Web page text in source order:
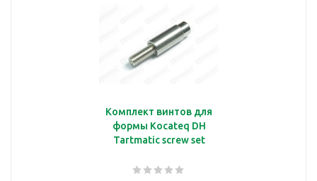
Комплект винтов для
формы Kocateq DH
Tartmatic screw set